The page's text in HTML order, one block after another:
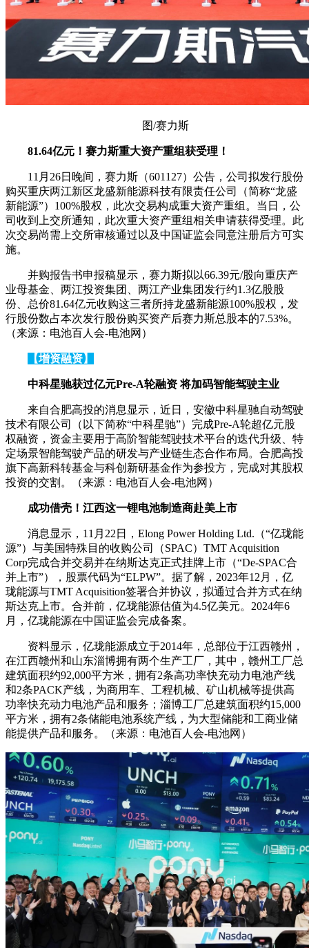
图/赛力斯
81.64亿元！赛力斯重大资产重组获受理！
11月26日晚间，赛力斯（601127）公告，公司拟发行股份
购买重庆两江新区龙盛新能源科技有限责任公司（简称“龙盛
新能源”）100%股权，此次交易构成重大资产重组。当日，公
司收到上交所通知，此次重大资产重组相关申请获得受理。此
次交易尚需上交所审核通过以及中国证监会同意注册后方可实
施。
并购报告书申报稿显示，赛力斯拟以66.39元/股向重庆产
业母基金、两江投资集团、两江产业集团发行约1.3亿股股
份、总价81.64亿元收购这三者所持龙盛新能源100%股权，发
行股份数占本次发行股份购买资产后赛力斯总股本的7.53%。
（来源：电池百人会-电池网）
【增资融资】
中科星驰获过亿元Pre-A轮融资 将加码智能驾驶主业
来自合肥高投的消息显示，近日，安徽中科星驰自动驾驶
技术有限公司（以下简称“中科星驰”）完成Pre-A轮超亿元股
权融资，资金主要用于高阶智能驾驶技术平台的迭代升级、特
定场景智能驾驶产品的研发与产业链生态合作布局。合肥高投
旗下高新科转基金与科创新研基金作为参投方，完成对其股权
投资的交割。（来源：电池百人会-电池网）
成功借壳！江西这一锂电池制造商赴美上市
消息显示，11月22日，Elong Power Holding Ltd.（“亿珑能
源”）与美国特殊目的收购公司（SPAC）TMT Acquisition
Corp完成合并交易并在纳斯达克正式挂牌上市（“De-SPAC合
并上市”），股票代码为“ELPW”。据了解，2023年12月，亿
珑能源与TMT Acquisition签署合并协议，拟通过合并方式在纳
斯达克上市。合并前，亿珑能源估值为4.5亿美元。2024年6
月，亿珑能源在中国证监会完成备案。
资料显示，亿珑能源成立于2014年，总部位于江西赣州，
在江西赣州和山东淄博拥有两个生产工厂，其中，赣州工厂总
建筑面积约92,000平方米，拥有2条高功率快充动力电池产线
和2条PACK产线，为商用车、工程机械、矿山机械等提供高
功率快充动力电池产品和服务；淄博工厂总建筑面积约15,000
平方米，拥有2条储能电池系统产线，为大型储能和工商业储
能提供产品和服务。（来源：电池百人会-电池网）